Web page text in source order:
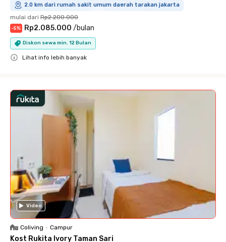
2.0 km dari rumah sakit umum daerah tarakan jakarta
mulai dari Rp2.200.000
-5% Rp2.085.000 /bulan
Diskon sewa min. 12 Bulan
Lihat info lebih banyak
Video
Coliving • Campur
Kost Rukita Ivory Taman Sari